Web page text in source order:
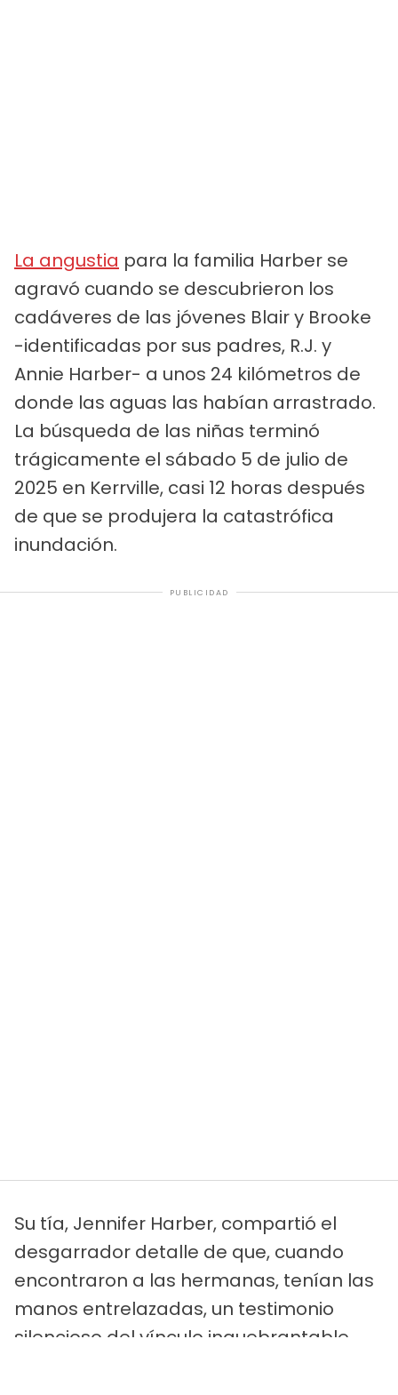
La angustia para la familia Harber se
agravó cuando se descubrieron los
cadáveres de las jóvenes Blair y Brooke
-identificadas por sus padres, R.J. y
Annie Harber- a unos 24 kilómetros de
donde las aguas las habían arrastrado.
La búsqueda de las niñas terminó
trágicamente el sábado 5 de julio de
2025 en Kerrville, casi 12 horas después
de que se produjera la catastrófica
inundación.
PUBLICIDAD
Su tía, Jennifer Harber, compartió el
desgarrador detalle de que, cuando
encontraron a las hermanas, tenían las
manos entrelazadas, un testimonio
silencioso del vínculo inquebrantable